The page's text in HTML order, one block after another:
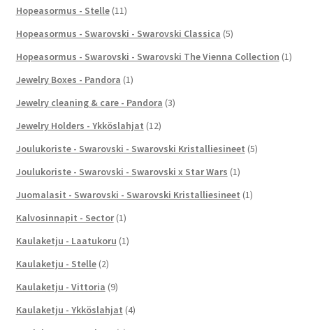
Hopeasormus - Stelle (11)
Hopeasormus - Swarovski - Swarovski Classica (5)
Hopeasormus - Swarovski - Swarovski The Vienna Collection (1)
Jewelry Boxes - Pandora (1)
Jewelry cleaning & care - Pandora (3)
Jewelry Holders - Ykköslahjat (12)
Joulukoriste - Swarovski - Swarovski Kristalliesineet (5)
Joulukoriste - Swarovski - Swarovski x Star Wars (1)
Juomalasit - Swarovski - Swarovski Kristalliesineet (1)
Kalvosinnapit - Sector (1)
Kaulaketju - Laatukoru (1)
Kaulaketju - Stelle (2)
Kaulaketju - Vittoria (9)
Kaulaketju - Ykköslahjat (4)